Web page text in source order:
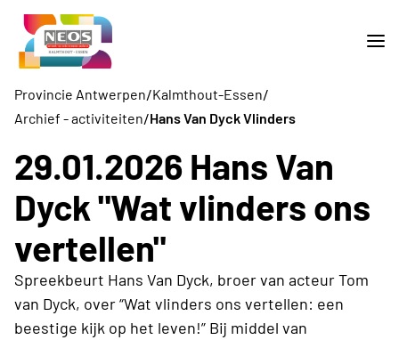
Provincie Antwerpen/Kalmthout-Essen/
Archief - activiteiten/Hans Van Dyck Vlinders
29.01.2026 Hans Van
Dyck "Wat vlinders ons
vertellen"
Spreekbeurt Hans Van Dyck, broer van acteur Tom
van Dyck, over “Wat vlinders ons vertellen: een
beestige kijk op het leven!” Bij middel van